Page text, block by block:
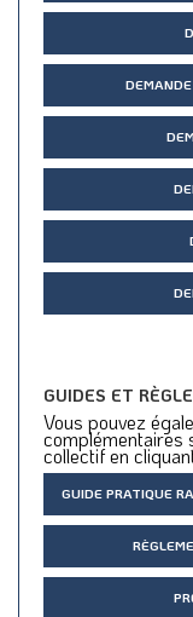
GUIDES ET
Vous pouvez
complémentaires
collectif en
GUIDE PRATIQUE